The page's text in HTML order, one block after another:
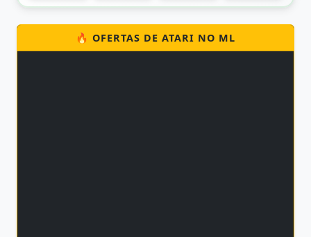
🔥 OFERTAS DE ATARI NO ML